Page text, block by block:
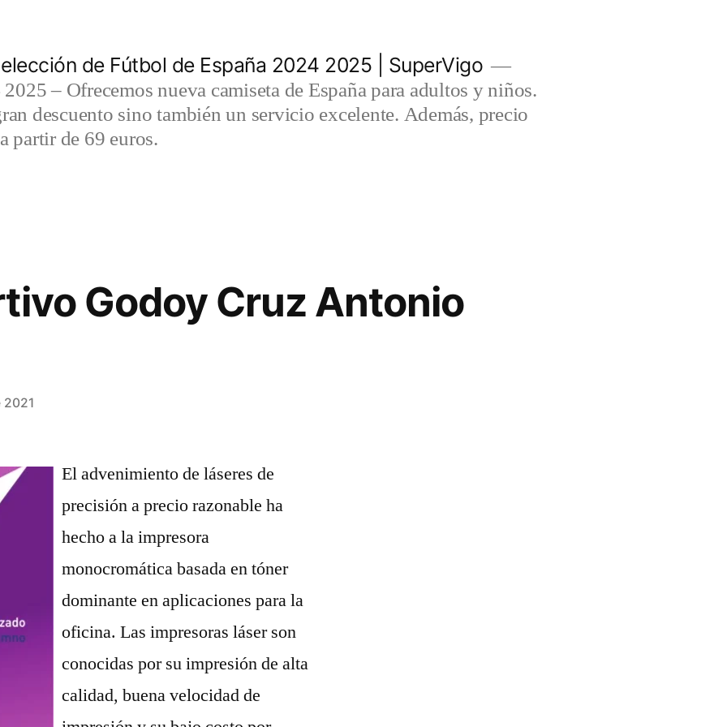
de Fútbol de España 2024 2025 | SuperVigo
– Ofrecemos nueva camiseta de España para adultos y niños.
descuento sino también un servicio excelente. Además, precio
partir de 69 euros.
Godoy Cruz Antonio
2021
El advenimiento de láseres de
precisión a precio razonable ha
hecho a la impresora
monocromática basada en tóner
dominante en aplicaciones para la
oficina. Las impresoras láser son
conocidas por su impresión de alta
calidad, buena velocidad de